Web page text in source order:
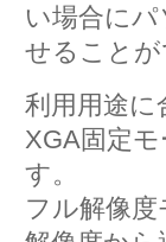
い場合に
せること
利用用途に
XGA固定
す。
フル解像